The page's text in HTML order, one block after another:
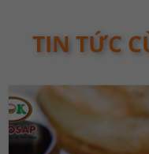
TIN TỨC